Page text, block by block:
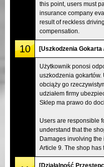
this point, users must
insurance company
result of reckless
compensation.
10 [Uszkodzenia
Użytkownik ponosi
uszkodzenia gokartów.
obciąży go
udziałem firmy
Sklep ma prawo do
Users are responsible
understand that the
Damages involving
Article 9. The shop has
[Działalność